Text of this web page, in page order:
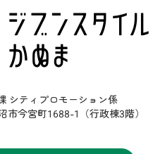
シティプロモーション係
市今宮町1688-1（行政棟3階）